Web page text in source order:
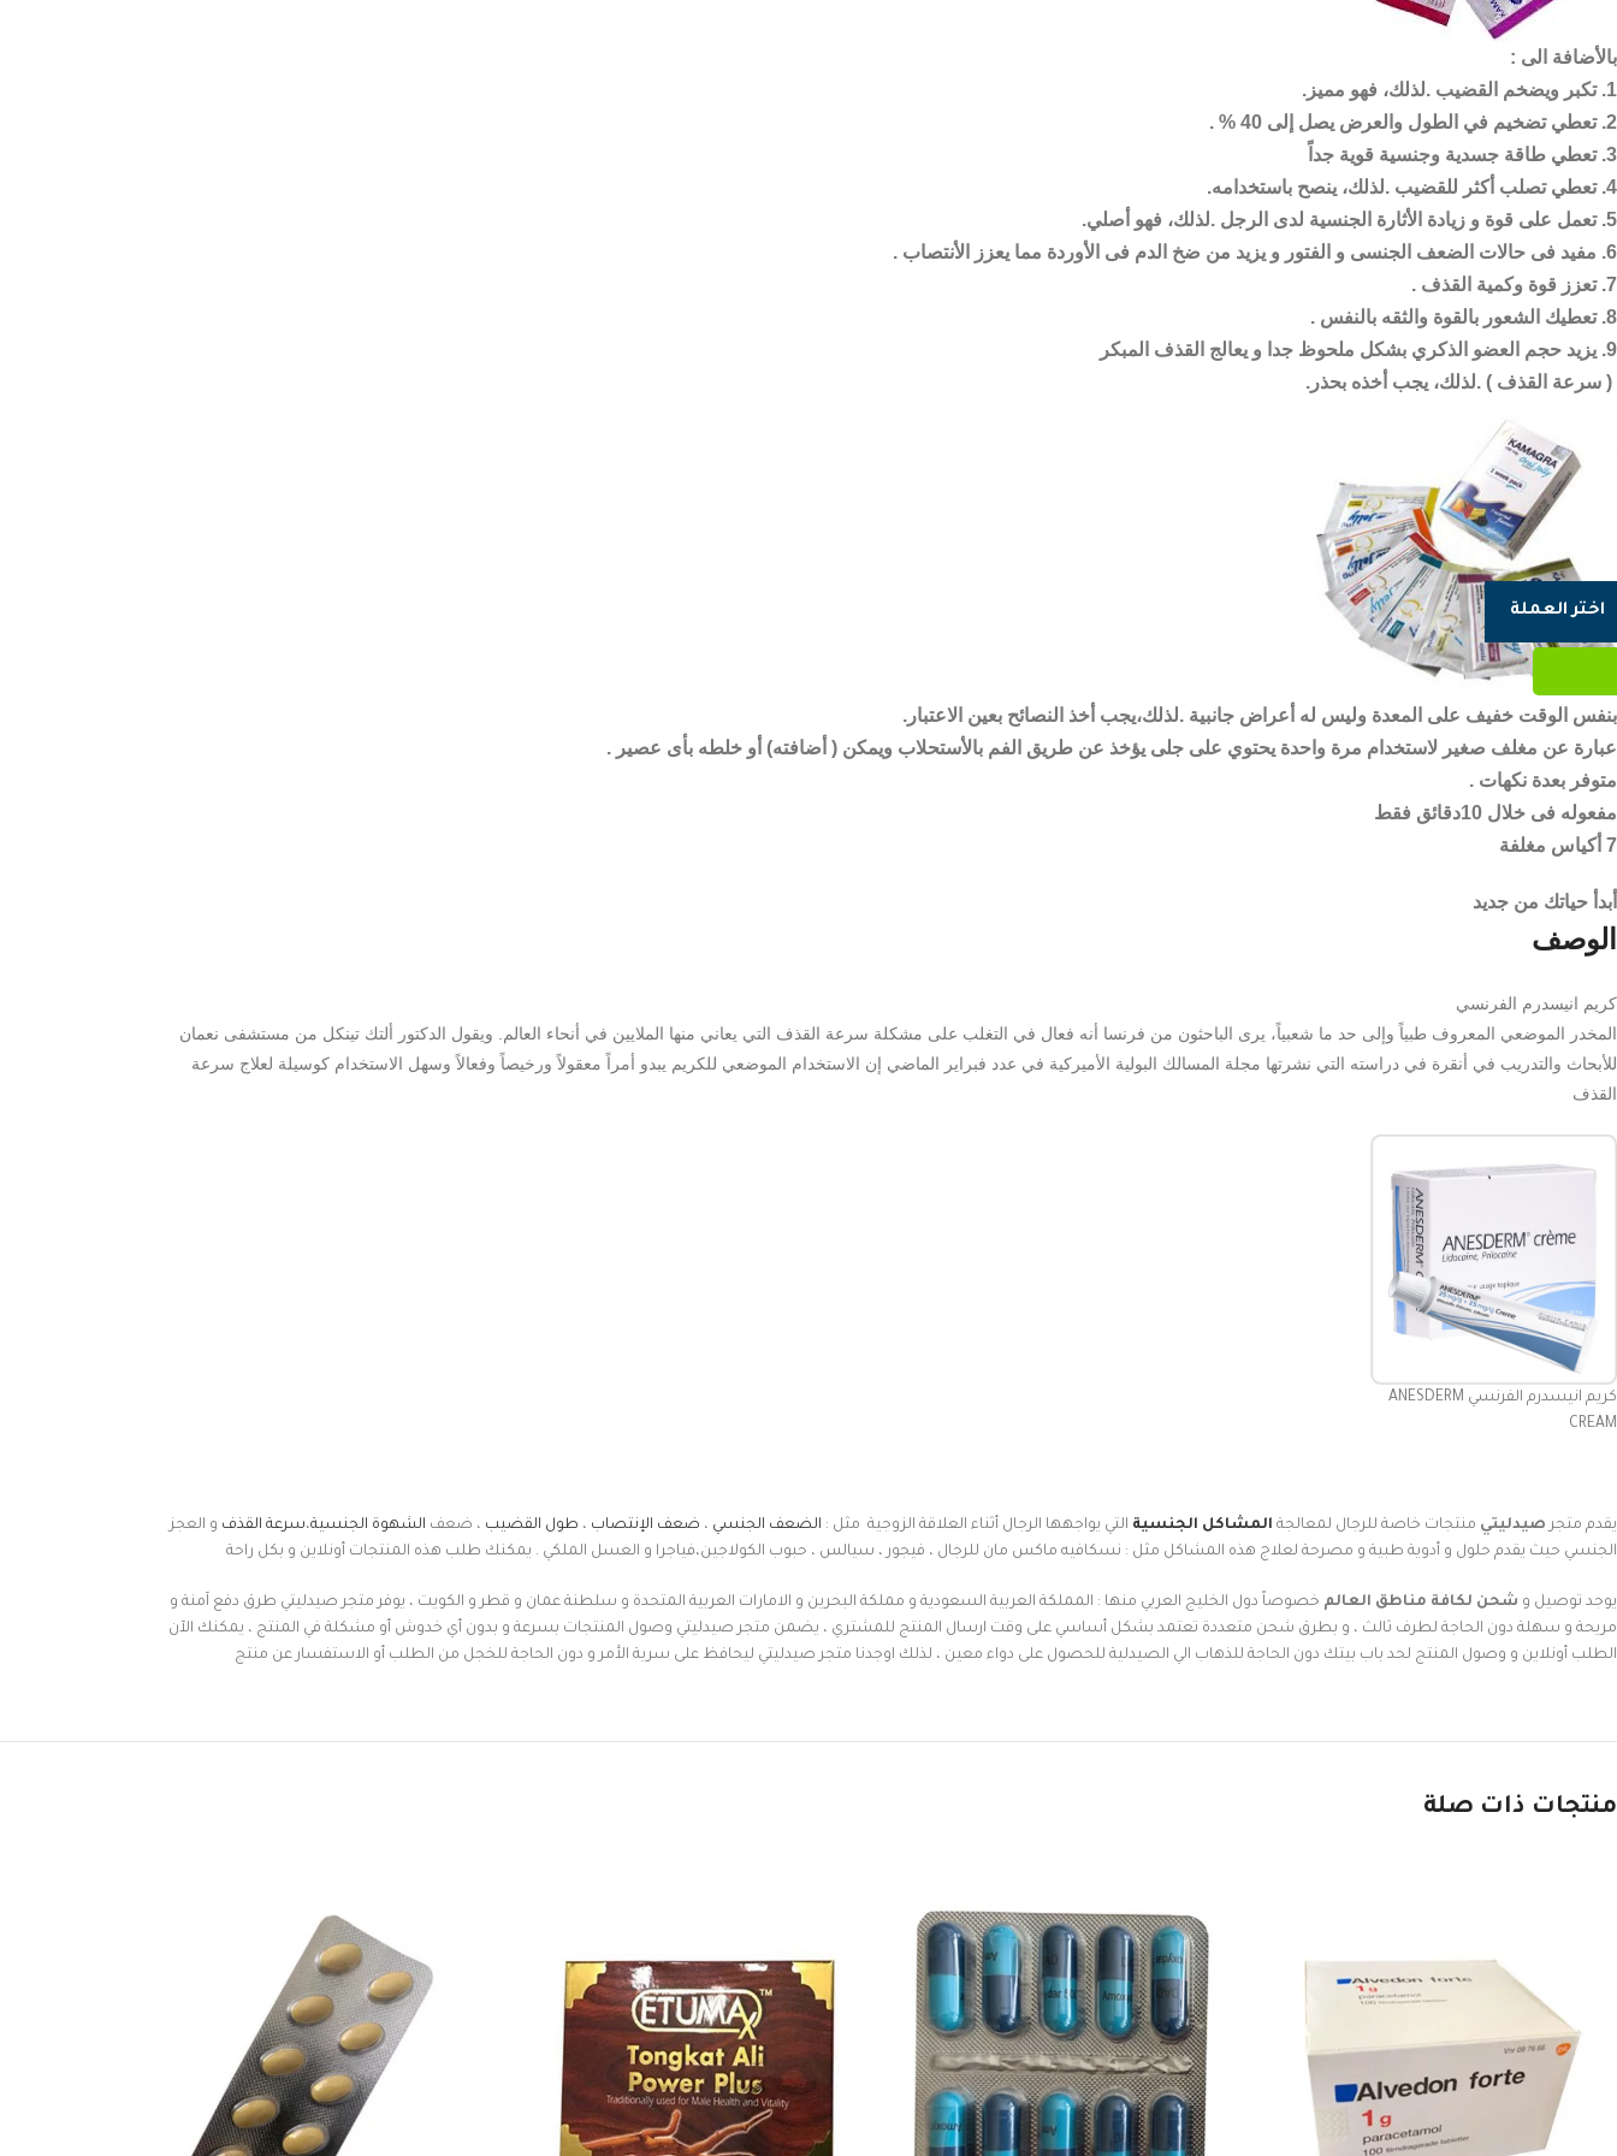
بالأضافة الى :
1. تكبر ويضخم القضيب .لذلك، فهو مميز.
2. تعطي تضخيم في الطول والعرض يصل إلى 40 % .
3. تعطي طاقة جسدية وجنسية قوية جداً
4. تعطي تصلب أكثر للقضيب .لذلك، ينصح باستخدامه.
5. تعمل على قوة و زيادة الأثارة الجنسية لدى الرجل .لذلك، فهو أصلي.
6. مفيد فى حالات الضعف الجنسى و الفتور و يزيد من ضخ الدم فى الأوردة مما يعزز الأنتصاب .
7. تعزز قوة وكمية القذف .
8. تعطيك الشعور بالقوة والثقه بالنفس .
9. يزيد حجم العضو الذكري بشكل ملحوظ جدا و يعالج القذف المبكر
( سرعة القذف ) .لذلك، يجب أخذه بحذر.
بنفس الوقت خفيف على المعدة وليس له أعراض جانبية .لذلك،يجب أخذ النصائح بعين الاعتبار.
عبارة عن مغلف صغير لاستخدام مرة واحدة يحتوي على جلى يؤخذ عن طريق الفم بالأستحلاب ويمكن ( أضافته) أو خلطه بأى عصير .
متوفر بعدة نكهات .
مفعوله فى خلال 10دقائق فقط
7 أكياس مغلفة
أبدأ حياتك من جديد
الوصف
كريم انيسدرم الفرنسي
المخدر الموضعي المعروف طبياً وإلى حد ما شعبياً، يرى الباحثون من فرنسا أنه فعال في التغلب على مشكلة سرعة القذف التي يعاني منها الملايين في أنحاء العالم. ويقول الدكتور ألتك تينكل من مستشفى نعمان
للأبحاث والتدريب في أنقرة في دراسته التي نشرتها مجلة المسالك البولية الأميركية في عدد فبراير الماضي إن الاستخدام الموضعي للكريم يبدو أمراً معقولاً ورخيصاً وفعالاً وسهل الاستخدام كوسيلة لعلاج سرعة
القذف
كريم انيسدرم الفرنسي ANESDERM
CREAM
يقدم متجر صيدليتي منتجات خاصة للرجال لمعالجة المشاكل الجنسية التي يواجهها الرجال أثناء العلاقة الزوجية مثل : الضعف الجنسي ، ضعف الإنتصاب ، طول القضيب ، ضعف الشهوة الجنسية،سرعة القذف و العجز
الجنسي حيث يقدم حلول و أدوية طبية و مصرحة لعلاج هذه المشاكل مثل : نسكافيه ماكس مان للرجال ، فيجور ، سيالس ، حبوب الكولاجين،فياجرا و العسل الملكي . يمكنك طلب هذه المنتجات أونلاين و بكل راحة
يوجد توصيل و شحن لكافة مناطق العالم خصوصاً دول الخليج العربي منها : المملكة العربية السعودية و مملكة البحرين و الامارات العربية المتحدة و سلطنة عمان و قطر و الكويت ، يوفر متجر صيدليتي طرق دفع آمنة و
مريحة و سهلة دون الحاجة لطرف ثالث ، و بطرق شحن متعددة تعتمد بشكل أساسي على وقت ارسال المنتج للمشتري ، يضمن متجر صيدليتي وصول المنتجات بسرعة و بدون أي خدوش أو مشكلة في المنتج ، يمكنك الآن
الطلب أونلاين و وصول المنتج لحد باب بيتك دون الحاجة للذهاب الي الصيدلية للحصول على دواء معين ، لذلك اوجدنا متجر صيدليتي ليحافظ على سرية الأمر و دون الحاجة للخجل من الطلب أو الاستفسار عن منتج
منتجات ذات صلة
اختر العملة